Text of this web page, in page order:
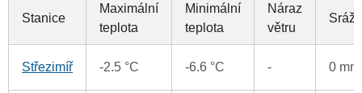
Stanice
Maximální
teplota
Minimální
teplota
Náraz
větru
Střezimíř -2.5 °C -6.6 °C - 0 mm